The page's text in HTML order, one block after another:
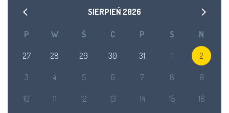
SIERPIEŃ 2026
P W Ś C P S N
27 28 29 30 31 1 2
3 4 5 6 7 8 9
10 11 12 13 14 15 16